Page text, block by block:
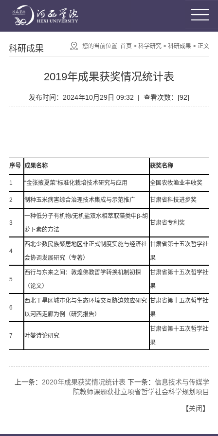
科研成果 您的当前位置:首页 >科学研究 >科研成果 > 正文
2019年成果获奖情况统计表
发布时间：2024年10月29日 09:32 | 查看次数：[92]
序号 成果名称 获奖名称
1 “金张掖夏菜”标准化栽培技术研究与应用 全国农牧渔业丰收奖
2 制种玉米病害综合治理技术集成与示范推广 甘肃省科技进步奖
3
一种低分子有机物/无机盐双水相萃取藻类中β-胡
萝卜素的方法
甘肃省专利奖
4
西北少数民族聚居地区非正式制度实施与经济社
会协调发展研究（专著）
甘肃省第十五次哲学社会
果
5
西行与东来之间：敦煌佛教哲学转换机制初探
（论文）
甘肃省第十五次哲学社会
果
6
西北干旱区城市化与生态环境交互胁迫效应研究-
以河西走廊为例（研究报告）
甘肃省第十五次哲学社会
果
7 叶燮诗论研究
甘肃省第十五次哲学社会
果
上一条： 2020年成果获奖情况统计表 下一条：信息技术与传媒学
院教师课题获批立项省哲学社会科学规划项目
【关闭】